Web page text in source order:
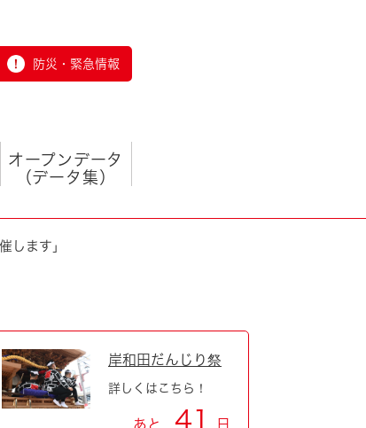
防災・緊急情報
オープンデータ
（データ集）
します」
岸和田だんじり祭
詳しくはこちら！
あと 41 日